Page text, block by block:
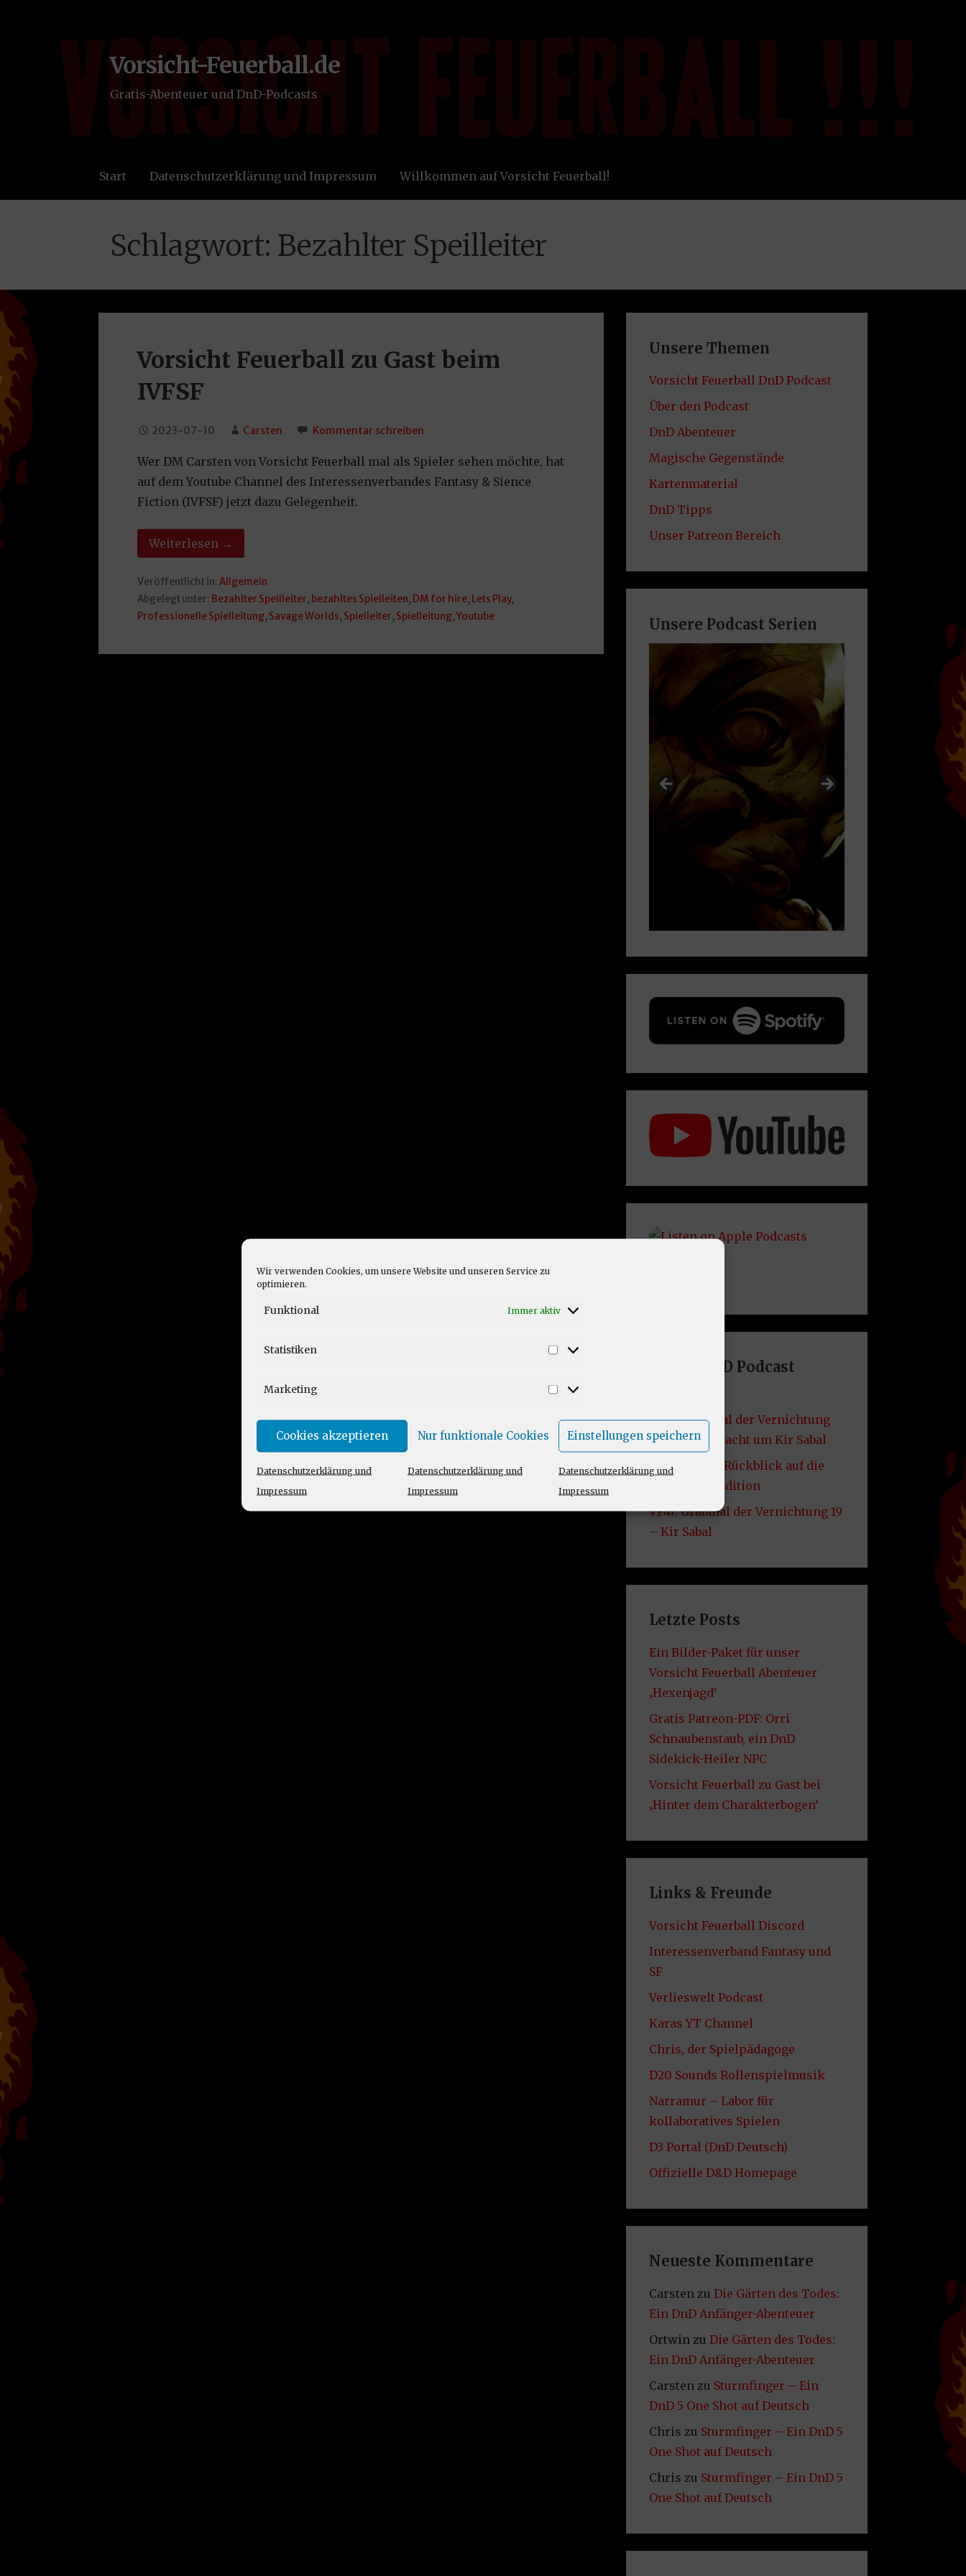
Wir verwenden Cookies, um unsere Website und unseren Service zu
optimieren.
Funktional Immer aktiv
Statistiken
Marketing
Cookies akzeptieren Nur funktionale Cookies Einstellungen speichern
Datenschutzerklärung und
Impressum
Datenschutzerklärung und
Impressum
Datenschutzerklärung und
Impressum
Vorsicht-Feuerball.de
Gratis-Abenteuer und DnD-Podcasts
Start Datenschutzerklärung und Impressum Willkommen auf Vorsicht Feuerball!
Schlagwort: Bezahlter Speilleiter
Vorsicht Feuerball zu Gast beim
IVFSF
2023-07-10 Carsten Kommentar schreiben
Wer DM Carsten von Vorsicht Feuerball mal als Spieler sehen möchte, hat
auf dem Youtube Channel des Interessenverbandes Fantasy & Sience
Fiction (IVFSF) jetzt dazu Gelegenheit.
Weiterlesen →
Veröffentlicht in:Allgemein
Abgelegt unter: Bezahlter Speilleiter, bezahltes Spielleiten, DM for hire, Lets Play,
Professionelle Spielleitung, Savage Worlds, Spielleiter, Spielleitung,Youtube
Unsere Themen
Vorsicht Feuerball DnD Podcast
Über den Podcast
DnD Abenteuer
Magische Gegenstände
Kartenmaterial
DnD Tipps
Unser Patreon Bereich
Unsere Podcast Serien
Letzte DND Podcast
VF49: Grabmal der Vernichtung
20 – Die Schlacht um Kir Sabal
VF48: Lore – Rückblick auf die
2014er D&D Edition
VF47: Grabmal der Vernichtung 19
– Kir Sabal
Letzte Posts
Ein Bilder-Paket für unser
Vorsicht Feuerball Abenteuer
‚Hexenjagd‘
Gratis Patreon-PDF: Orri
Schnaubenstaub, ein DnD
Sidekick-Heiler NPC
Vorsicht Feuerball zu Gast bei
‚Hinter dem Charakterbogen‘
Links & Freunde
Vorsicht Feuerball Discord
Interessenverband Fantasy und
SF
Verlieswelt Podcast
Karas YT Channel
Chris, der Spielpädagoge
D20 Sounds Rollenspielmusik
Narramur – Labor für
kollaboratives Spielen
D3 Portal (DnD Deutsch)
Offizielle D&D Homepage
Neueste Kommentare
Carstenzu Die Gärten des Todes:
Ein DnD Anfänger-Abenteuer
Ortwinzu Die Gärten des Todes:
Ein DnD Anfänger-Abenteuer
Carstenzu Sturmfinger – Ein
DnD 5 One Shot auf Deutsch
Chris zu Sturmfinger – Ein DnD 5
One Shot auf Deutsch
Chris zu Sturmfinger – Ein DnD 5
One Shot auf Deutsch